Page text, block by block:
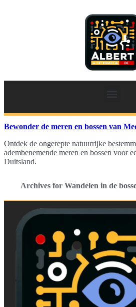
Bewonder de meren en bossen van
Ontdek de ongerepte natuurrijke
adembenemende meren en bossen voor
Duitsland.
Archives for Wandelen in de